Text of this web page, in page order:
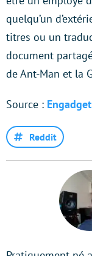
quelqu’un
titres ou un
document
de Ant-Man et la
Source : Engadget
Reddit